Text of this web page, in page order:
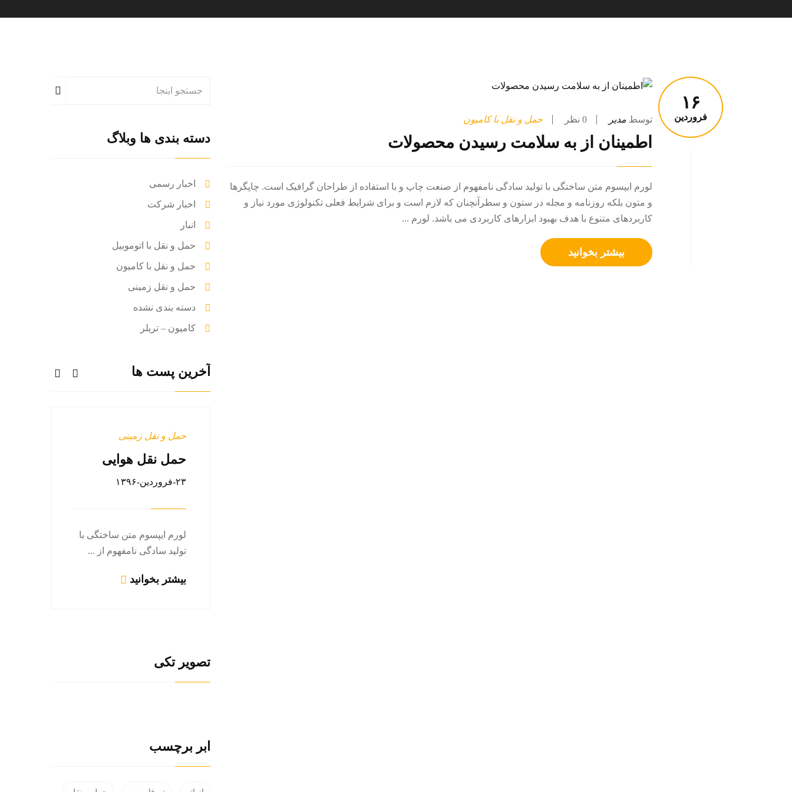
۱۶
فروردین توسط مدیر 0 نظر حمل و نقل با کامیون
اطمینان از به سلامت رسیدن محصولات
لورم ایپسوم متن ساختگی با تولید سادگی نامفهوم از صنعت چاپ و با استفاده از طراحان گرافیک است. چاپگرها
و متون بلکه روزنامه و مجله در ستون و سطرآنچنان که لازم است و برای شرایط فعلی تکنولوژی مورد نیاز و
کاربردهای متنوع با هدف بهبود ابزارهای کاربردی می باشد. لورم ...
بیشتر بخوانید
دسته بندی ها وبلاگ
اخبار رسمی
اخبار شرکت
انبار
حمل و نقل با اتوموبیل
حمل و نقل با کامیون
حمل و نقل زمینی
دسته بندی نشده
کامیون – تریلر
آخرین پست ها
حمل و نقل زمینی
حمل نقل هوایی
۲۳-فروردین-۱۳۹۶
لورم ایپسوم متن ساختگی با
تولید سادگی نامفهوم از ...
بیشتر بخوانید
تصویر تکی
ابر برچسب